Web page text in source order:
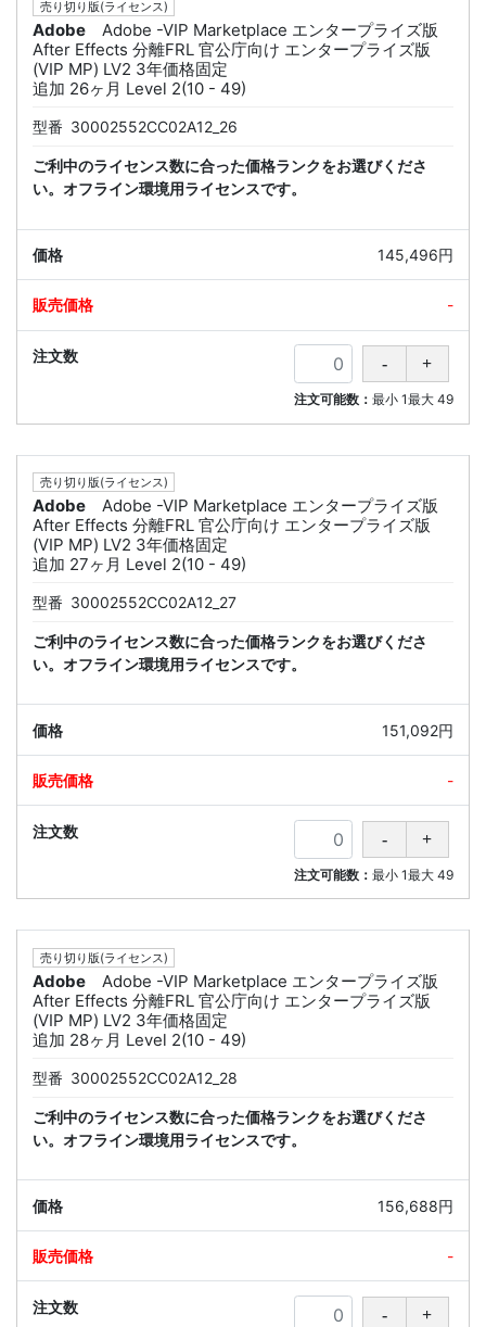
売り切り版(ライセンス)
Adobe
Adobe -VIP Marketplace エンタープライズ版
After Effects 分離FRL 官公庁向け エンタープライズ版
(VIP MP) LV2 3年価格固定
追加 26ヶ月 Level 2(10 - 49)
型番 30002552CC02A12_26
ご利中のライセンス数に合った価格ランクをお選びくださ
い。オフライン環境用ライセンスです。
145,496円
-
注文可能数： 最小 1最大 49
売り切り版(ライセンス)
Adobe
Adobe -VIP Marketplace エンタープライズ版
After Effects 分離FRL 官公庁向け エンタープライズ版
(VIP MP) LV2 3年価格固定
追加 27ヶ月 Level 2(10 - 49)
型番 30002552CC02A12_27
ご利中のライセンス数に合った価格ランクをお選びくださ
い。オフライン環境用ライセンスです。
151,092円
-
注文可能数： 最小 1最大 49
売り切り版(ライセンス)
Adobe
Adobe -VIP Marketplace エンタープライズ版
After Effects 分離FRL 官公庁向け エンタープライズ版
(VIP MP) LV2 3年価格固定
追加 28ヶ月 Level 2(10 - 49)
型番 30002552CC02A12_28
ご利中のライセンス数に合った価格ランクをお選びくださ
い。オフライン環境用ライセンスです。
156,688円
-